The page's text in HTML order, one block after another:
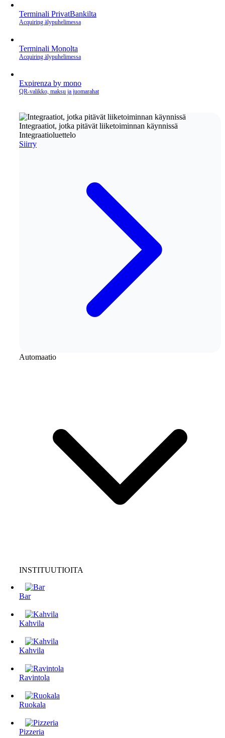
Terminali PrivatBankilta
Acquiring älypuhelimessa
Terminali Monolta
Acquiring älypuhelimessa
Expirenza by mono
QR‑valikko, maksu ja juomarahat
Integraatiot, jotka pitävät liiketoiminnan käynnissä
Integraatioluettelo
Siirry
Automaatio
INSTITUUTIOITA
Bar
Kahvila
Kahvila
Ravintola
Ruokala
Pizzeria